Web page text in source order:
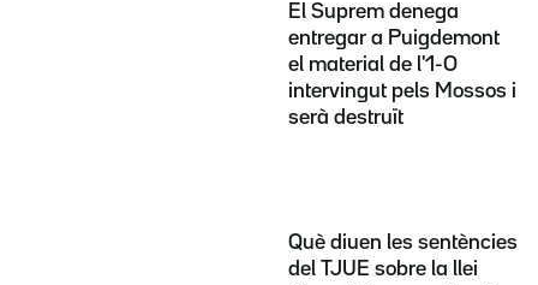
El Suprem denega
entregar a Puigdemont
el material de l'1-O
intervingut pels Mossos i
serà destruït
Què diuen les sentències
del TJUE sobre la llei